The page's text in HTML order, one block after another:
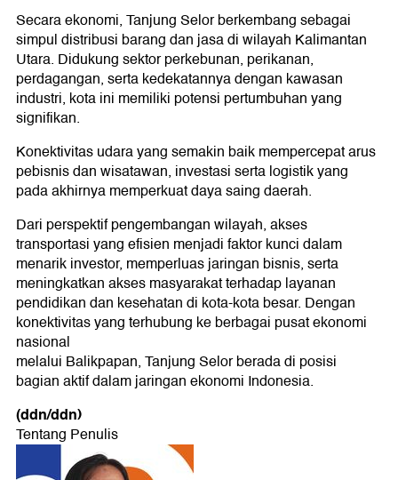
Secara ekonomi, Tanjung Selor berkembang sebagai
simpul distribusi barang dan jasa di wilayah Kalimantan
Utara. Didukung sektor perkebunan, perikanan,
perdagangan, serta kedekatannya dengan kawasan
industri, kota ini memiliki potensi pertumbuhan yang
signifikan.
Konektivitas udara yang semakin baik mempercepat arus
pebisnis dan wisatawan, investasi serta logistik yang
pada akhirnya memperkuat daya saing daerah.
Dari perspektif pengembangan wilayah, akses
transportasi yang efisien menjadi faktor kunci dalam
menarik investor, memperluas jaringan bisnis, serta
meningkatkan akses masyarakat terhadap layanan
pendidikan dan kesehatan di kota-kota besar. Dengan
konektivitas yang terhubung ke berbagai pusat ekonomi
nasional
melalui Balikpapan, Tanjung Selor berada di posisi
bagian aktif dalam jaringan ekonomi Indonesia.
(ddn/ddn)